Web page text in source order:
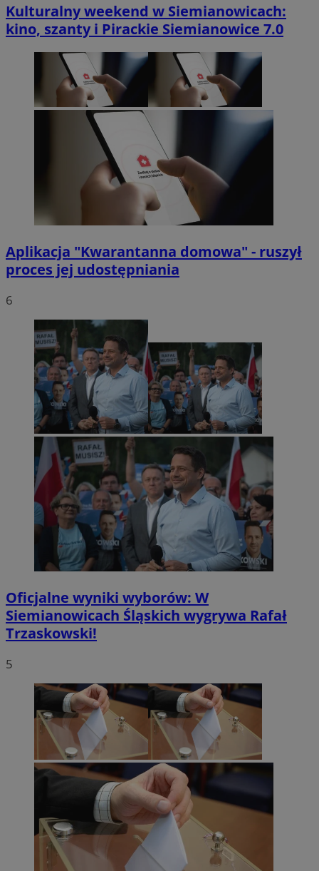
Kulturalny weekend w Siemianowicach:
kino, szanty i Pirackie Siemianowice 7.0
Aplikacja "Kwarantanna domowa" - ruszył
proces jej udostępniania
6
Oficjalne wyniki wyborów: W
Siemianowicach Śląskich wygrywa Rafał
Trzaskowski!
5